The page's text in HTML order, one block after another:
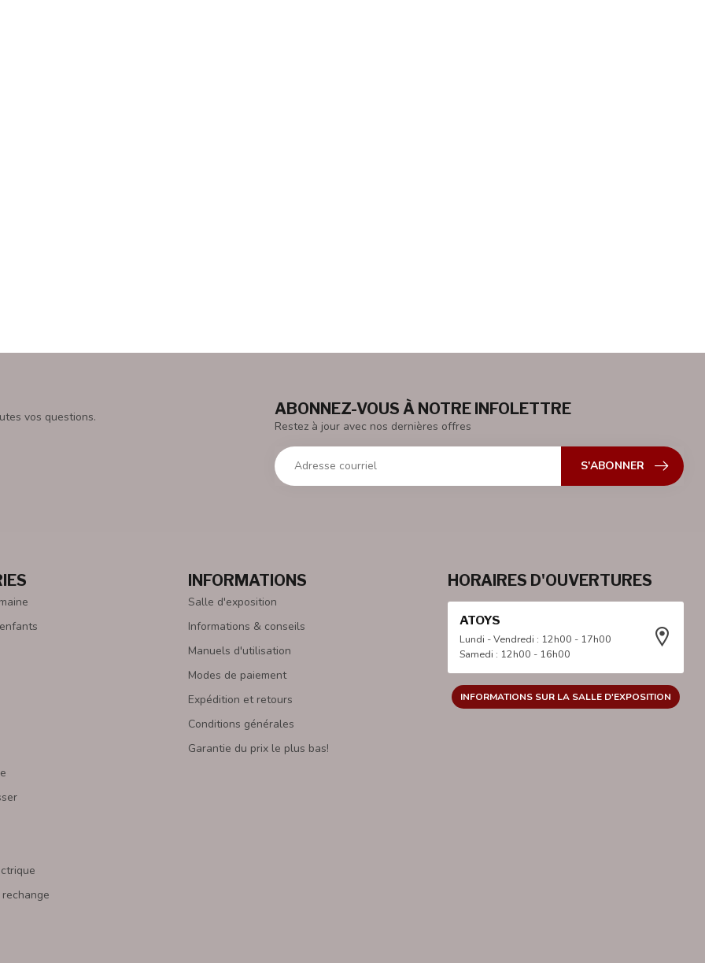
vos questions. ABONNEZ-VOUS À NOTRE INFOLETTRE
Restez à jour avec nos dernières offres
S'ABONNER
INFORMATIONS
Salle d'exposition
Informations & conseils
Manuels d'utilisation
Modes de paiement
Expédition et retours
Conditions générales
Garantie du prix le plus bas!
HORAIRES D'OUVERTURES
ATOYS
Lundi - Vendredi : 12h00 - 17h00
Samedi : 12h00 - 16h00
INFORMATIONS SUR LA SALLE D'EXPOSITION